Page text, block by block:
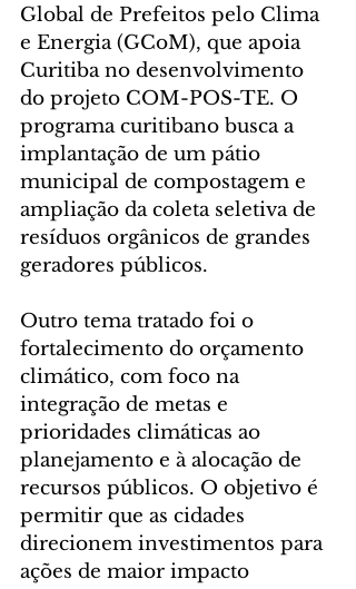
Global de Prefeitos pelo Clima
e Energia (GCoM), que apoia
Curitiba no desenvolvimento
do projeto COM-POS-TE. O
programa curitibano busca a
implantação de um pátio
municipal de compostagem e
ampliação da coleta seletiva de
resíduos orgânicos de grandes
geradores públicos.
Outro tema tratado foi o
fortalecimento do orçamento
climático, com foco na
integração de metas e
prioridades climáticas ao
planejamento e à alocação de
recursos públicos. O objetivo é
permitir que as cidades
direcionem investimentos para
ações de maior impacto